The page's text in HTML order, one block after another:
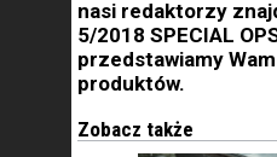
nasi redaktorzy
5/2018 SPECIAL
przedstawiamy
produktów.
Zobacz także